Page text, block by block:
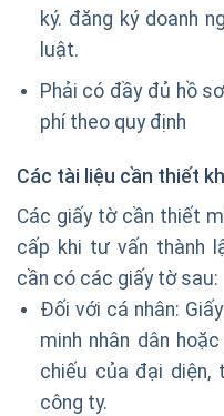
ký. đăng ký doanh
luật.
Phải có đầy đủ hồ
phí theo quy định
Các tài liệu cần thiết
Các giấy tờ cần thiết
cấp khi tư vấn thành
cần có các giấy tờ sau:
Đối với cá nhân:
minh nhân dân
chiếu của đại diện,
công ty.